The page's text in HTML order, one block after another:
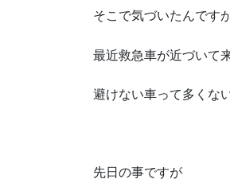
そこで気づいたんです
最近救急車が近づいて
避けない車って多くな
先日の事ですが